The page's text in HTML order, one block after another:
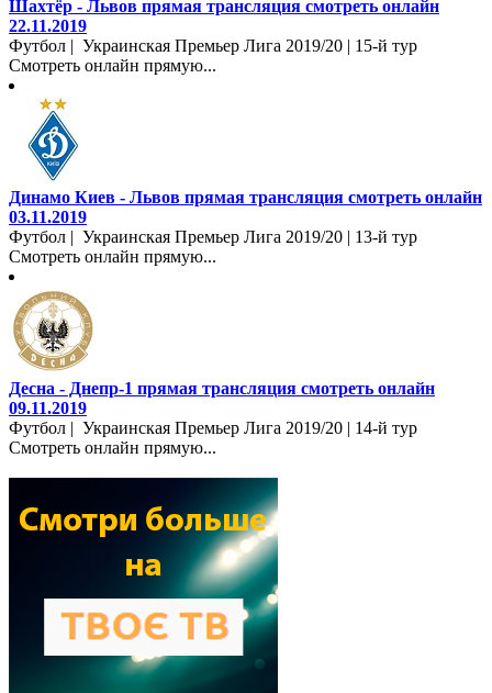
Шахтёр - Львов прямая трансляция смотреть онлайн
22.11.2019
Футбол | Украинская Премьер Лига 2019/20 | 15-й тур
Смотреть онлайн прямую...
Динамо Киев - Львов прямая трансляция смотреть онлайн
03.11.2019
Футбол | Украинская Премьер Лига 2019/20 | 13-й тур
Смотреть онлайн прямую...
Десна - Днепр-1 прямая трансляция смотреть онлайн
09.11.2019
Футбол | Украинская Премьер Лига 2019/20 | 14-й тур
Смотреть онлайн прямую...